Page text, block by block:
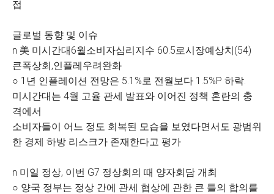
접
글로벌 동향 및 이슈
n 美 미시간대6월소비자심리지수 60.5로시장예상치(54)
큰폭상회,인플레우려완화
○ 1년 인플레이션 전망은 5.1%로 전월보다 1.5%P 하락.
미시간대는 4월 고율 관세 발표와 이어진 정책 혼란의 충
격에서
소비자들이 어느 정도 회복된 모습을 보였다면서도 광범위
한 경제 하방 리스크가 존재한다고 평가
n 미일 정상, 이번 G7 정상회의 때 양자회담 개최
○ 양국 정부는 정상 간에 관세 협상에 관한 큰 틀의 합의를